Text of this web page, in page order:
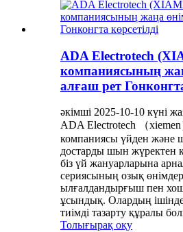
ADA Electrotech
компаниясының
алғаш рет
әкімші 2025-10-10 күні
ADA Electrotech （
компаниясы үйден және
достарды шын жүректен
біз үй жануарларына
сериясының озық
ылғалдандырғыш пен
ұсындық. Олардың
тиімді тазарту құралы
Толығырақ оқу